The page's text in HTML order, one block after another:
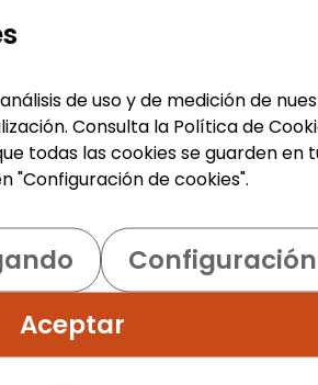
FACILITY SERVICES S.L.
selecciona un/a operario/
almacén con certificado de
para trabajar en una
del sector textil situada en
real...
respuesta: 100,00%
Me interesa
de uso y de medición de
Consulta la Política de
todas las cookies se guarden en
"Configuración de cookies".
Aceptar